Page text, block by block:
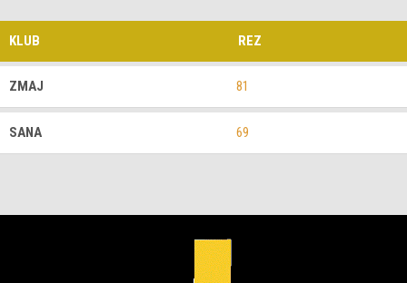
KLUB REZ
ZMAJ 81
SANA 69